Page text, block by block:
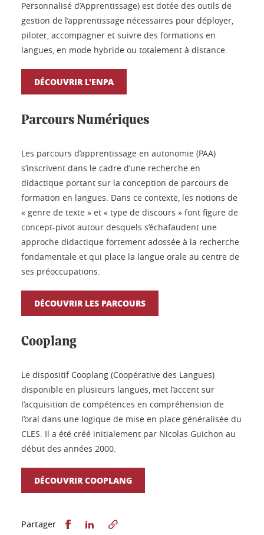
Personnalisé d’Apprentissage) est dotée des outils de
gestion de l’apprentissage nécessaires pour déployer,
piloter, accompagner et suivre des formations en
langues, en mode hybride ou totalement à distance.
DÉCOUVRIR L'ENPA
Parcours Numériques
Les parcours d’apprentissage en autonomie (PAA)
s’inscrivent dans le cadre d’une recherche en
didactique portant sur la conception de parcours de
formation en langues. Dans ce contexte, les notions de
« genre de texte » et « type de discours » font figure de
concept-pivot autour desquels s’échafaudent une
approche didactique fortement adossée à la recherche
fondamentale et qui place la langue orale au centre de
ses préoccupations.
DÉCOUVRIR LES PARCOURS
Cooplang
Le dispositif Cooplang (Coopérative des Langues)
disponible en plusieurs langues, met l’accent sur
l’acquisition de compétences en compréhension de
l’oral dans une logique de mise en place généralisée du
CLES. Il a été créé initialement par Nicolas Guichon au
début des années 2000.
DÉCOUVRIR COOPLANG
Partager Partager sur Facebook
Partager sur LinkedIn